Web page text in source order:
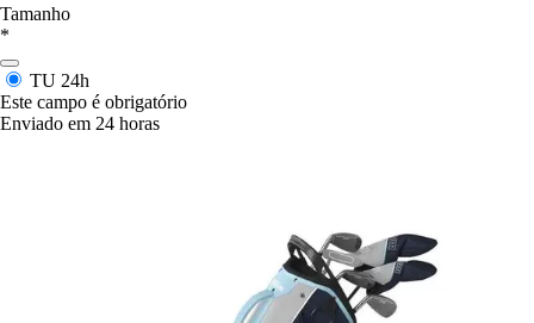
Tamanho
*
TU 24h
Este campo é obrigatório
Enviado em 24 horas